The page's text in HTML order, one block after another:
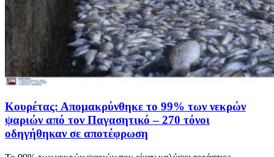
Κουρέτας: Απομακρύνθηκε το 99% των νεκρών
ψαριών από τον Παγασητικό – 270 τόνοι
οδηγήθηκαν σε αποτέφρωση